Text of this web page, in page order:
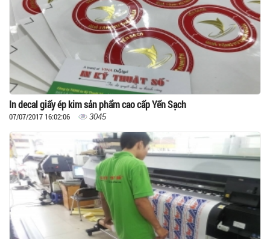
In decal giấy ép kim sản phẩm cao cấp Yến Sạch
07/07/2017 16:02:06 3045